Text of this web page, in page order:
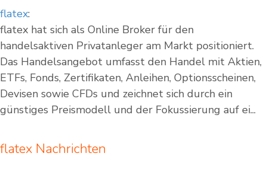
flatex:
flatex hat sich als Online Broker für den
handelsaktiven Privatanleger am Markt positioniert.
Das Handelsangebot umfasst den Handel mit Aktien,
ETFs, Fonds, Zertifikaten, Anleihen, Optionsscheinen,
Devisen sowie CFDs und zeichnet sich durch ein
günstiges Preismodell und der Fokussierung auf ei...
flatex Nachrichten